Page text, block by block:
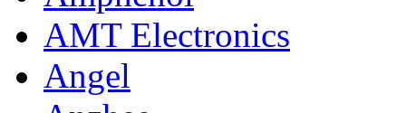
AMT Electronics
Angel